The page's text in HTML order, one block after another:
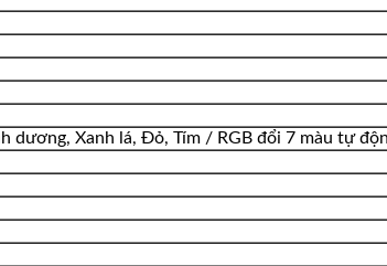
dương, Xanh lá, Đỏ, Tím / RGB đổi 7 màu tự